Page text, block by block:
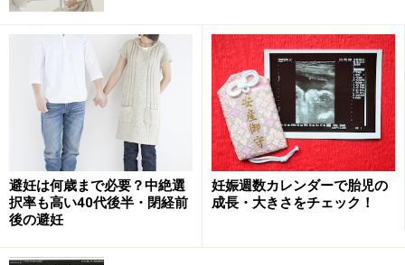
千葉好音さん
（妊娠31
ヨーガはまだ始めたばかりだけ
れど、学生時代に新体操をして
いたという千葉さんです。「ヨ
ーガはとても気持ちがいい！」
池田奈緒美さん（妊娠39週）
妊娠5ヶ月から友永先生のマタニテ
ィコースに通っていて、妊娠中ずっ
と快調でした。出産前最後のレッス
ン日に撮影させていただきました。
イラスト・平井さくら
友永ヨーガ学院ホームページ
友永ヨーガ学院マタニティコース
避妊は何歳まで必要？中絶選
択率も高い40代後半・閉経前
後の避妊
妊娠週数カレンダーで胎児の
成長・大きさをチェック！